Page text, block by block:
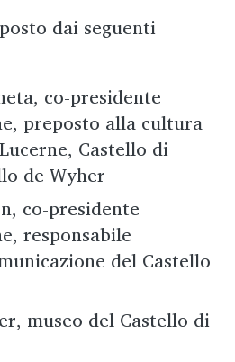
dai seguenti
co-presidente
preposto alla cultura
Castello di
de Wyher
co-presidente
responsabile
del Castello
museo del Castello di